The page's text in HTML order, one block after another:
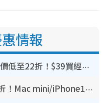
情報
GU優惠｜手袋突發減價低至22折！$39買經典波士頓包/餃子袋！飾物同步減價$29起！
豐澤優惠勁減低至44折！Mac mini/iPhone17Pro大減價！廚房家電$220起